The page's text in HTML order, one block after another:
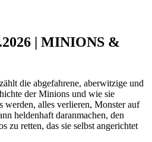
| MINIONS &
die abgefahrene, aberwitzige und
der Minions und wie sie
alles verlieren, Monster auf
heldenhaft daranmachen, den
zu retten, das sie selbst angerichtet